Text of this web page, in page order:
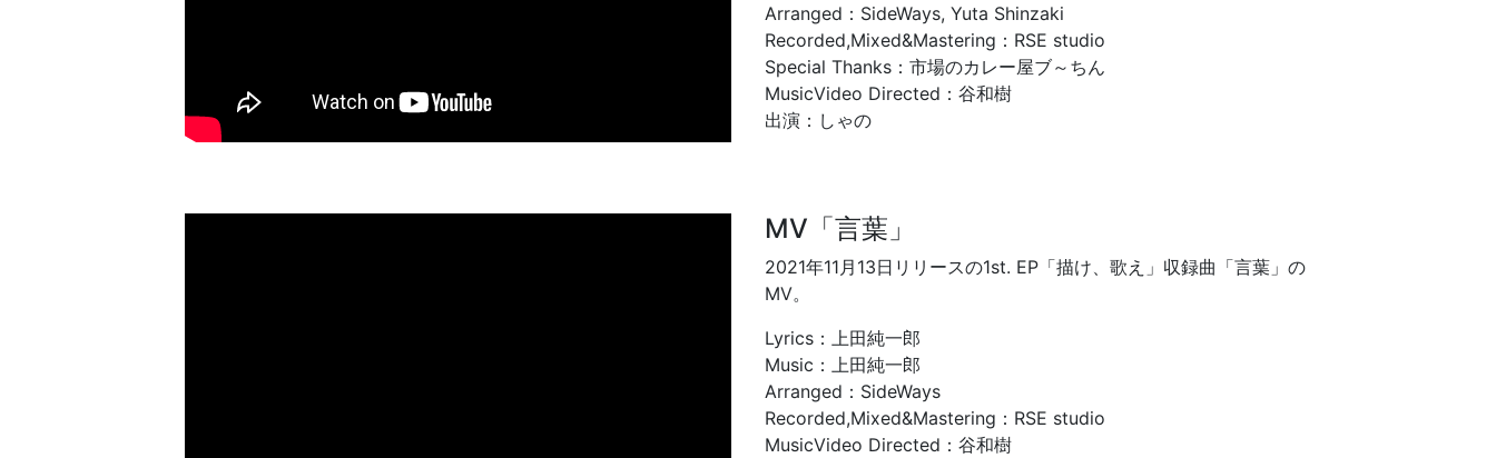
Arranged：SideWays, Yuta Shinzaki
Recorded,Mixed&Mastering：RSE studio
Special Thanks：市場のカレー屋ブ～ちん
MusicVideo Directed：谷和樹
出演：しゃの
MV「言葉」
2021年11月13日リリースの1st. EP「描け、歌え」収録曲「言葉」の
MV。
Lyrics：上田純一郎
Music：上田純一郎
Arranged：SideWays
Recorded,Mixed&Mastering：RSE studio
MusicVideo Directed：谷和樹